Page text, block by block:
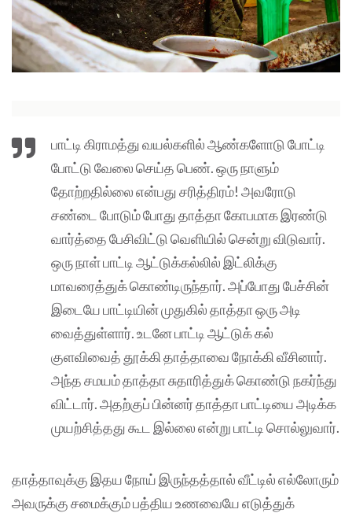
பாட்டி கிராமத்து வயல்களில் ஆண்களோடு போட்டி
போட்டு வேலை செய்த பெண். ஒரு நாளும்
தோற்றதில்லை என்பது சரித்திரம்! அவரோடு
சண்டை போடும் போது தாத்தா கோபமாக இரண்டு
வார்த்தை பேசிவிட்டு வெளியில் சென்று விடுவார்.
ஒரு நாள் பாட்டி ஆட்டுக்கல்லில் இட்லிக்கு
மாவரைத்துக் கொண்டிருந்தார். அப்போது பேச்சின்
இடையே பாட்டியின் முதுகில் தாத்தா ஒரு அடி
வைத்துள்ளார். உடனே பாட்டி ஆட்டுக் கல்
குளவிவைத் தூக்கி தாத்தாவை நோக்கி வீசினார்.
அந்த சமயம் தாத்தா சுதாரித்துக் கொண்டு நகர்ந்து
விட்டார். அதற்குப் பின்னர் தாத்தா பாட்டியை அடிக்க
முயற்சித்தது கூட இல்லை என்று பாட்டி சொல்லுவார்.
தாத்தாவுக்கு இதய நோய் இருந்தத்தால் வீட்டில் எல்லோரும்
அவருக்கு சமைக்கும் பத்திய உணவையே எடுத்துக்